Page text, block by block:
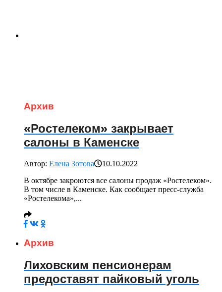
Архив
«Ростелеком» закрывает
салоны в Каменске
Автор: Елена Зотова
10.10.2022
В октябре закроются все салоны продаж «Ростелеком».
В том числе в Каменске. Как сообщает пресс-служба
«Ростелекома»,...
Архив
Лиховским пенсионерам
предоставят пайковый уголь